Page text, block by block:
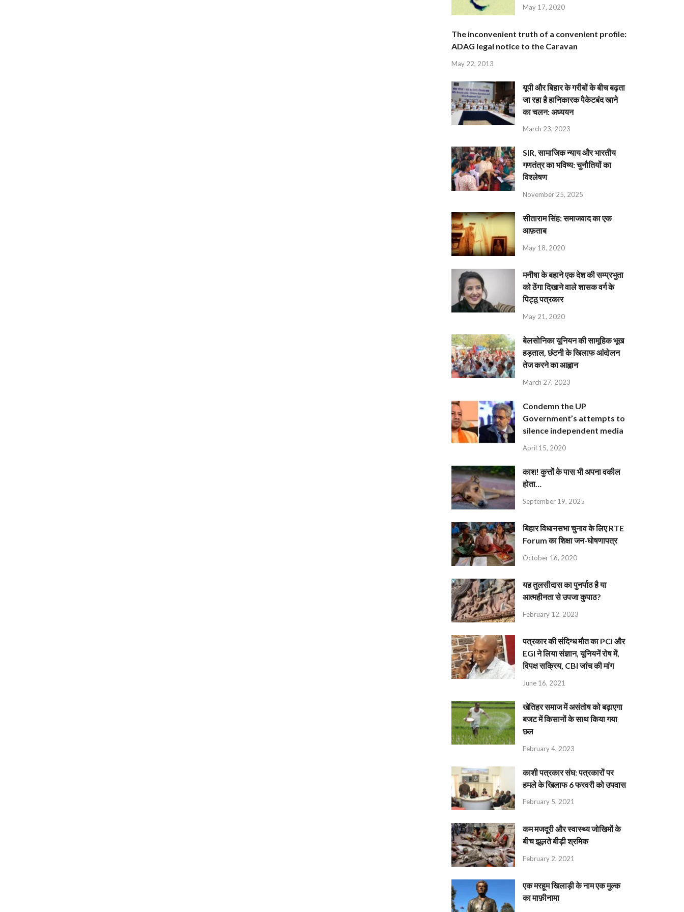
May 17, 2020
The inconvenient truth of a convenient profile:
ADAG legal notice to the Caravan
May 22, 2013
यूपी और बिहार के गरीबों के बीच बढ़ता
जा रहा है हानिकारक पैकेटबंद खाने
का चलन: अध्ययन
March 23, 2023
SIR, सामाजिक न्याय और भारतीय
गणतंत्र का भविष्य: चुनौतियों का
विश्लेषण
November 25, 2025
सीताराम सिंह: समाजवाद का एक
आफ़ताब
May 18, 2020
मनीषा के बहाने एक देश की सम्प्रभुता
को ठेंगा दिखाने वाले शासक वर्ग के
पिट्ठू पत्रकार
May 21, 2020
बेलसोनिका यूनियन की सामूहिक भूख
हड़ताल, छंटनी के खिलाफ आंदोलन
तेज करने का आह्वान
March 27, 2023
Condemn the UP
Government’s attempts to
silence independent media
April 15, 2020
काश! कुत्तों के पास भी अपना वकील
होता…
September 19, 2025
बिहार विधानसभा चुनाव के लिए RTE
Forum का शिक्षा जन-घोषणापत्र
October 16, 2020
यह तुलसीदास का पुनर्पाठ है या
आत्महीनता से उपजा कुपाठ?
February 12, 2023
पत्रकार की संदिग्ध मौत का PCI और
EGI ने लिया संज्ञान, यूनियनें रोष में,
विपक्ष सक्रिय, CBI जांच की मांग
June 16, 2021
खेतिहर समाज में असंतोष को बढ़ाएगा
बजट में किसानों के साथ किया गया
छल
February 4, 2023
काशी पत्रकार संघ: पत्रकारों पर
हमले के खिलाफ 6 फरवरी को उपवास
February 5, 2021
कम मजदूरी और स्वास्थ्य जोखिमों के
बीच झूलते बीड़ी श्रमिक
February 2, 2021
एक मरहूम खिलाड़ी के नाम एक मुल्क
का माफ़ीनामा